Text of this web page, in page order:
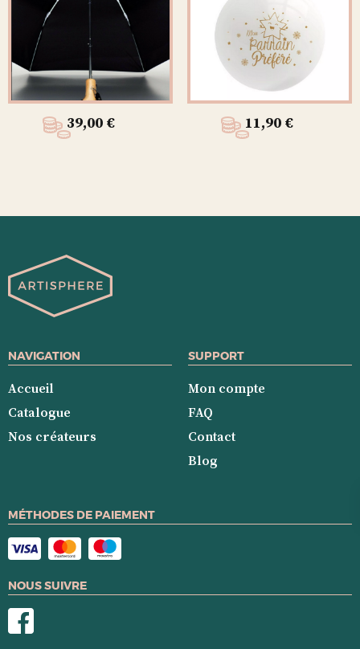
39,00 € 11,90 €
NAVIGATION
Accueil
Catalogue
Nos créateurs
SUPPORT
Mon compte
FAQ
Contact
Blog
MÉTHODES DE PAIEMENT
NOUS SUIVRE
suivre